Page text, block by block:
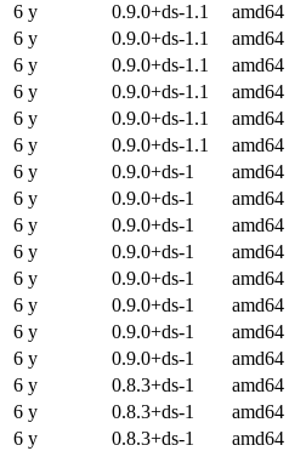
6 y
0.9.0+ds-1.1 amd64
6 y
0.9.0+ds-1.1 amd64
6 y
0.9.0+ds-1.1 amd64
6 y
0.9.0+ds-1.1 amd64
6 y
0.9.0+ds-1.1 amd64
6 y
0.9.0+ds-1.1 amd64
6 y
0.9.0+ds-1 amd64
6 y
0.9.0+ds-1 amd64
6 y
0.9.0+ds-1 amd64
6 y
0.9.0+ds-1 amd64
6 y
0.9.0+ds-1 amd64
6 y
0.9.0+ds-1 amd64
6 y
0.9.0+ds-1 amd64
6 y
0.9.0+ds-1 amd64
6 y
0.8.3+ds-1 amd64
6 y
0.8.3+ds-1 amd64
6 y
0.8.3+ds-1 amd64